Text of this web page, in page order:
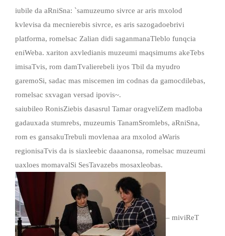
iubile da aRniSna: `samuzeumo sivrce ar aris mxolod
kvlevisa da mecnierebis sivrce, es aris sazogadoebrivi
platforma, romelsac Zalian didi saganmanaTleblo funqcia
eniWeba. xariton axvledianis muzeumi maqsimums akeTebs
imisaTvis, rom damTvalierebeli iyos Tbil da myudro
garemoSi, sadac mas miscemen im codnas da gamocdilebas,
romelsac sxvagan versad ipovis~.
saiubileo RonisZiebis dasasrul Tamar oragveliZem madloba
gadauxada stumrebs, muzeumis TanamSromlebs, aRniSna,
rom es gansakuTrebuli movlenaa ara mxolod aWaris
regionisaTvis da is siaxleebic daaanonsa, romelsac muzeumi
uaxloes momavalSi SesTavazebs mosaxleobas.
– miviReT